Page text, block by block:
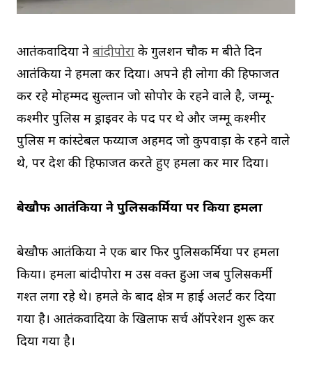
आतंकवादियों ने बांदीपोरा के गुलशन चौक में बीते दिन
आतंकियों ने हमला कर दिया। अपने ही लोगों की हिफाजत
कर रहे मोहम्मद सुल्तान जो सोपोर के रहने वाले है, जम्मू-
कश्मीर पुलिस में ड्राइवर के पद पर थे और जम्मू कश्मीर
पुलिस में कांस्टेबल फय्याज अहमद जो कुपवाड़ा के रहने वाले
थे, पर देश की हिफाजत करते हुए हमला कर मार दिया।
बेखौफ आतंकियों ने पुलिसकर्मियों पर किया हमला
बेखौफ आतंकियों ने एक बार फिर पुलिसकर्मियों पर हमला
किया। हमला बांदीपोरा में उस वक्त हुआ जब पुलिसकर्मी
गश्त लगा रहे थे। हमले के बाद क्षेत्र में हाई अलर्ट कर दिया
गया है। आतंकवादियों के खिलाफ सर्च ऑपरेशन शुरू कर
दिया गया है।